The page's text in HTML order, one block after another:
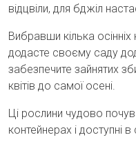
відцвіли, для бджіл
Вибравши кілька
додасте своєму саду
забезпечите зайнятих
квітів до самої осені.
Ці рослини чудово
контейнерах і доступні